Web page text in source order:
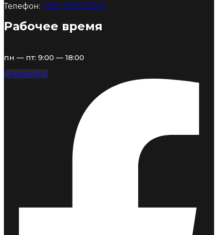
Телефон: +992 935023525
Рабочее время
пн — пт: 9:00 — 18:00
Facebook-f